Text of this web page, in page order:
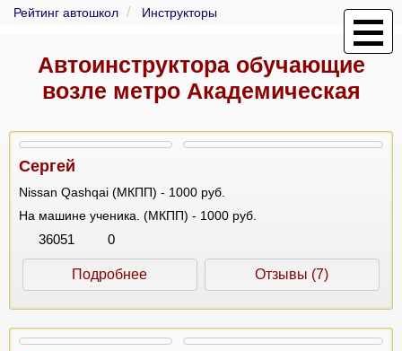
Рейтинг автошкол Инструкторы
Автоинструктора обучающие
возле метро Академическая
Сергей
Nissan Qashqai (МКПП) - 1000 руб.
На машине ученика. (МКПП) - 1000 руб.
36051 0
Подробнее Отзывы (7)